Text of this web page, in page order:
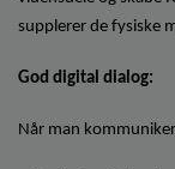
supplerer de fysiske
God digital dialog:
Når man